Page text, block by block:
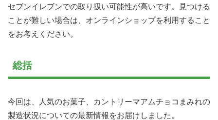
セブンイレブンでの取り扱い可能性が高いです。見つける
ことが難しい場合は、オンラインショップを利用すること
をお考えください。
総括
今回は、人気のお菓子、カントリーマアムチョコまみれの
製造状況についての最新情報をお届けしました。